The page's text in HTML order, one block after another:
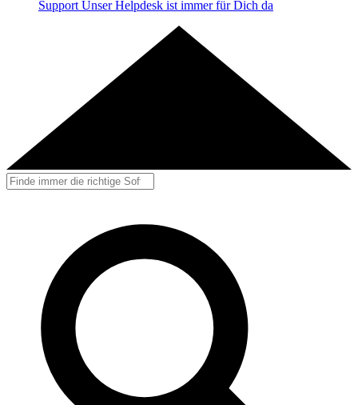
Support Unser Helpdesk ist immer für Dich da